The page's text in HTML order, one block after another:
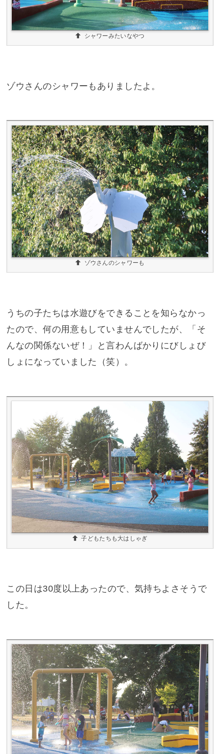
シャワーみたいなやつ
ゾウさんのシャワーもありましたよ。
ゾウさんのシャワーも
うちの子たちは水遊びをできることを知らなかっ
たので、何の用意もしていませんでしたが、「そ
んなの関係ないぜ！」と言わんばかりにびしょび
しょになっていました（笑）。
子どもたちも大はしゃぎ
この日は30度以上あったので、気持ちよさそうで
した。